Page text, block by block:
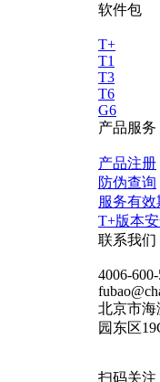
软件包
T+
T1
T3
T6
G6
产品服务
产品注册
防伪查询
服务有效
T+版本
联系我们
4006-
北京市海
园东区
扫码关注